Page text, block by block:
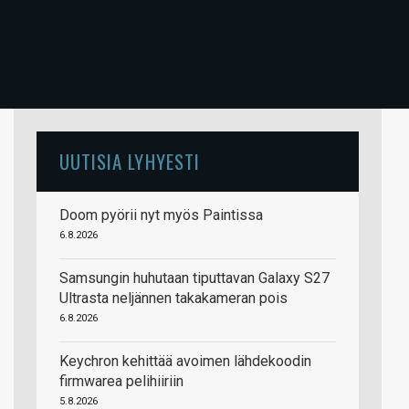
UUTISIA LYHYESTI
Doom pyörii nyt myös Paintissa
6.8.2026
Samsungin huhutaan tiputtavan Galaxy S27
Ultrasta neljännen takakameran pois
6.8.2026
Keychron kehittää avoimen lähdekoodin
firmwarea pelihiiriin
5.8.2026